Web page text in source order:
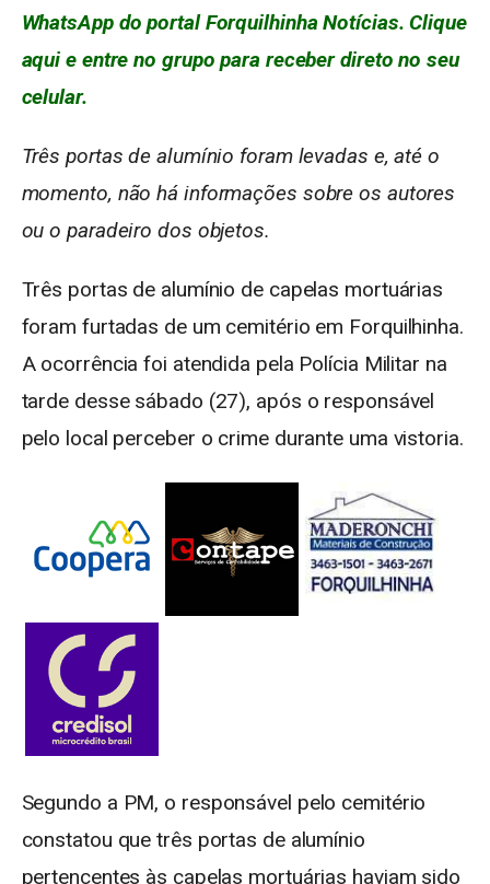
WhatsApp do portal Forquilhinha Notícias. Clique
aqui e entre no grupo para receber direto no seu
celular.
Três portas de alumínio foram levadas e, até o
momento, não há informações sobre os autores
ou o paradeiro dos objetos.
Três portas de alumínio de capelas mortuárias
foram furtadas de um cemitério em Forquilhinha.
A ocorrência foi atendida pela Polícia Militar na
tarde desse sábado (27), após o responsável
pelo local perceber o crime durante uma vistoria.
Segundo a PM, o responsável pelo cemitério
constatou que três portas de alumínio
pertencentes às capelas mortuárias haviam sido